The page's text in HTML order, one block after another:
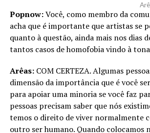
Popnow:Você, como membro da
acha que é importante que artistas se
quanto à questão, ainda mais nos dias
tantos casos de homofobia vindo à
Arêas: COM CERTEZA. Algumas
dimensão da importância que é você
para apoiar uma minoria se você faz
pessoas precisam saber que nós
temos o direito de viver normalmente
outro ser humano. Quando colocamos